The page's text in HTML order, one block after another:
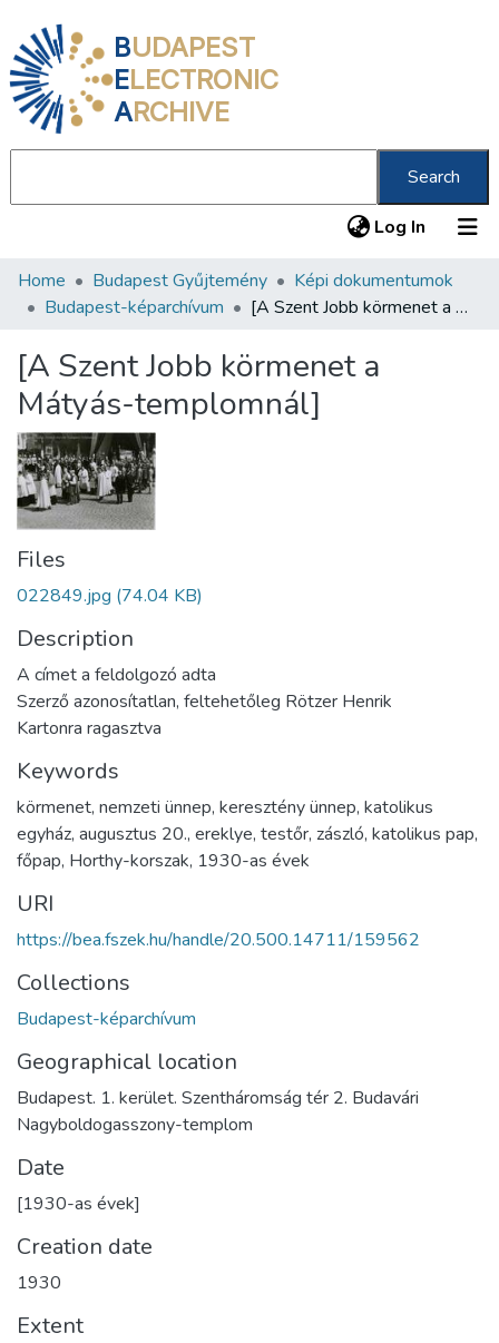
BUDAPEST
ELECTRONIC
ARCHIVE
Search
Log In (current)
Communities & Collections
Statistics
About us
Home Budapest Gyűjtemény
Képi dokumentumok
Budapest-képarchívum
[A Szent Jobb körmenet a Mátyás-templomnál]
[A Szent Jobb körmenet a
Mátyás-templomnál]
Files
022849.jpg (74.04 KB)
Description
A címet a feldolgozó adta
Szerző azonosítatlan, feltehetőleg Rötzer Henrik
Kartonra ragasztva
Keywords
körmenet, nemzeti ünnep, keresztény ünnep, katolikus
egyház, augusztus 20., ereklye, testőr, zászló, katolikus pap,
főpap, Horthy-korszak, 1930-as évek
URI
https://bea.fszek.hu/handle/20.500.14711/159562
Collections
Budapest-képarchívum
Geographical location
Budapest. 1. kerület. Szentháromság tér 2. Budavári
Nagyboldogasszony-templom
Date
[1930-as évek]
Creation date
1930
Extent